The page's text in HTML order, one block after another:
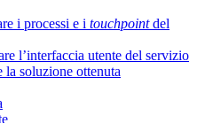
i processi e i touchpointdel
l’interfaccia utente del servizio
la soluzione ottenuta